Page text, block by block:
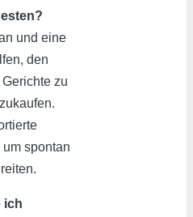
und eine
den
zu
spontan
ich